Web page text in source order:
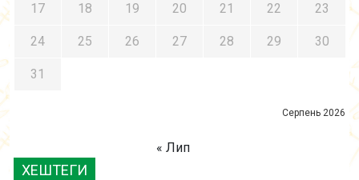
Серпень 2026
17 18 19 20 21 22 23
24 25 26 27 28 29 30
31
« Лип
ХЕШТЕГИ